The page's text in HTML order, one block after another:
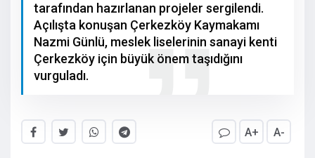
tarafından hazırlanan projeler sergilendi.
Açılışta konuşan Çerkezköy Kaymakamı
Nazmi Günlü, meslek liselerinin sanayi kenti
Çerkezköy için büyük önem taşıdığını
vurguladı.
A+ A-